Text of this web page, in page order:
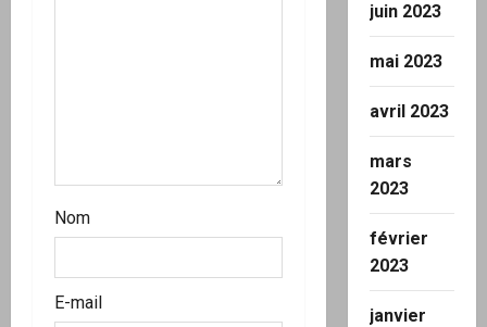
c
l
e
Nom
E-mail
juin 2023
mai 2023
avril 2023
mars
2023
février
2023
janvier